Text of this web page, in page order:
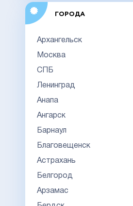
ГОРОДА
Архангельск
Москва
СПБ
Ленинград
Анапа
Ангарск
Барнаул
Благовещенск
Астрахань
Белгород
Арзамас